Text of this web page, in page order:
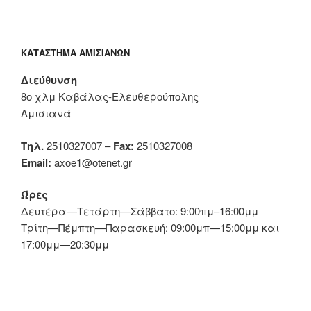
ΚΑΤΆΣΤΗΜΑ ΑΜΙΣΙΑΝΏΝ
Διεύθυνση
8ο χλμ Καβάλας-Ελευθερούπολης
Αμισιανά
Τηλ.2510327007 –Fax: 2510327008
Email: axoe1@otenet.gr
Ώρες
Δευτέρα—Τετάρτη—Σάββατο: 9:00πμ–16:00μμ
Τρίτη—Πέμπτη—Παρασκευή: 09:00μπ—15:00μμ και
17:00μμ—20:30μμ